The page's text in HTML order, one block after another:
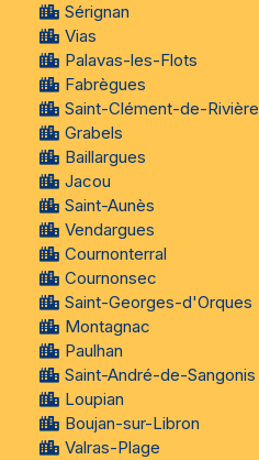
Sérignan
Vias
Palavas-les-Flots
Fabrègues
Saint-Clément-de-Rivière
Grabels
Baillargues
Jacou
Saint-Aunès
Vendargues
Cournonterral
Cournonsec
Saint-Georges-d'Orques
Montagnac
Paulhan
Saint-André-de-Sangonis
Loupian
Boujan-sur-Libron
Valras-Plage